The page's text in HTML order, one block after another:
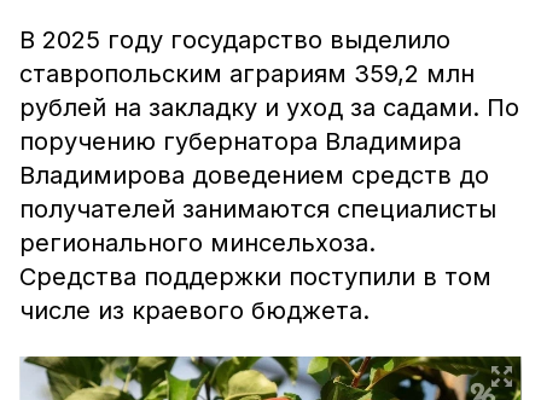
В 2025 году государство выделило
ставропольским аграриям 359,2 млн
рублей на закладку и уход за садами. По
поручению губернатора Владимира
Владимирова доведением средств до
получателей занимаются специалисты
регионального минсельхоза.
Средства поддержки поступили в том
числе из краевого бюджета.